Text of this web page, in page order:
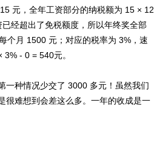
元，全年工资部分的纳税额为 15 × 12
经超出了免税额度，所以年终奖全部
个月 1500 元；对应的税率为 3%，速
- 0 = 540元。
种情况少交了 3000 多元！虽然我们
很难想到会差这么多。一年的收成是一